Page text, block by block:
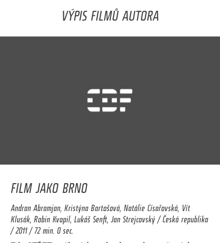
VÝPIS FILMŮ AUTORA
FILM JAKO BRNO
Andran Abramjan, Kristýna Bartošová, Natálie Císařovská, Vít
Klusák, Robin Kvapil, Lukáš Senft, Jan Strejcovský / Česká republika
/ 2011 / 72 min. 0 sec.